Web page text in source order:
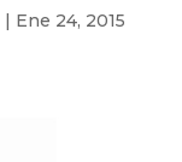
| Ene 24, 2015